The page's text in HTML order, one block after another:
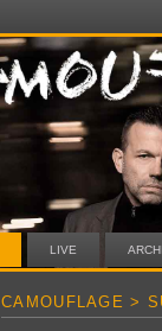
LIVE
CAMOUFLAGE >